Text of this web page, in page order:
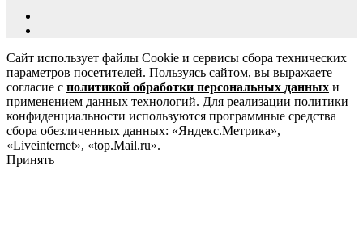
Сайт использует файлы Cookie и сервисы сбора технических
параметров посетителей. Пользуясь сайтом, вы выражаете
согласие с политикой обработки персональных данных и
применением данных технологий. Для реализации политики
конфиденциальности используются программные средства
сбора обезличенных данных: «Яндекс.Метрика»,
«Liveinternet», «top.Mail.ru».
Принять